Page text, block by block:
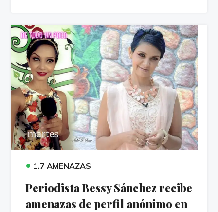
• 1.7 AMENAZAS
Periodista Bessy Sánchez recibe
amenazas de perfil anónimo en